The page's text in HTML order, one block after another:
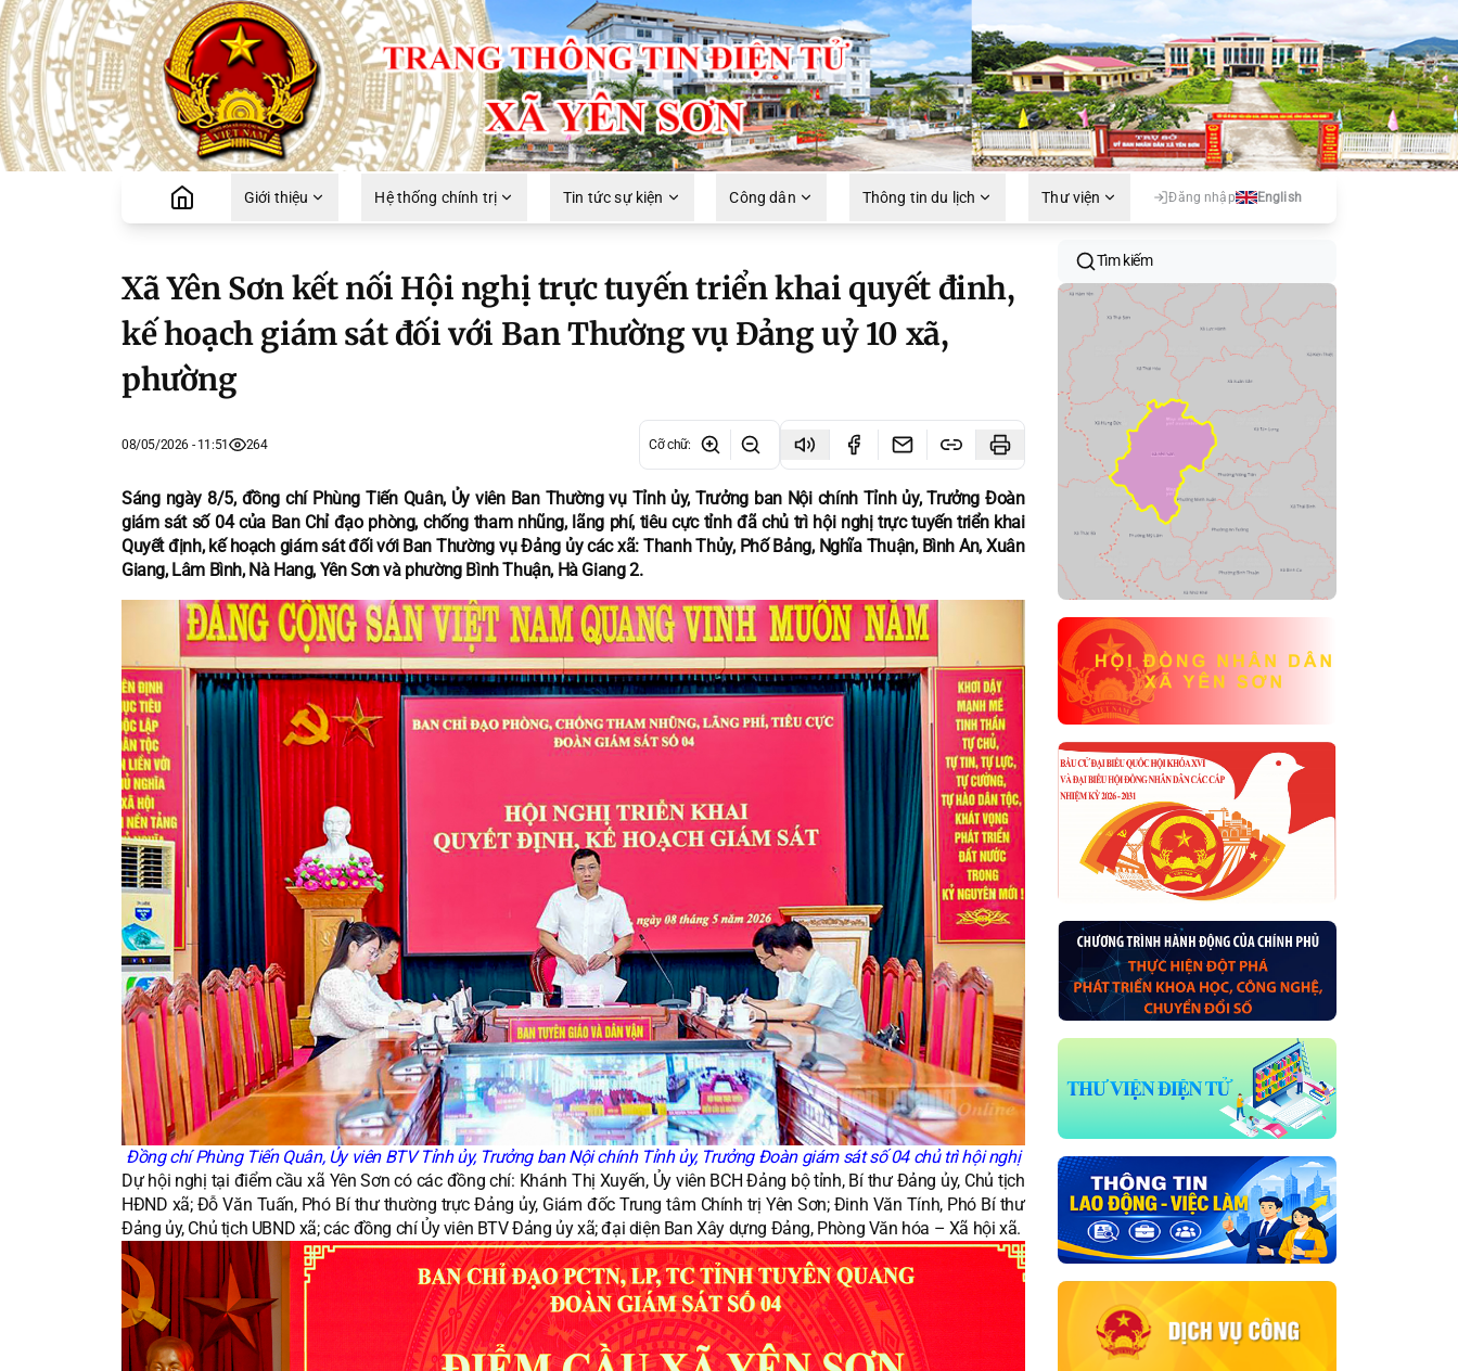
Giới thiệu Hệ thống chính trị Tin tức sự kiện Công dân Thông tin du lịch Thư viện Đăng nhập English
Xã Yên Sơn kết nối Hội nghị trực tuyến triển khai quyết đinh,
kế hoạch giám sát đối với Ban Thường vụ Đảng uỷ 10 xã,
phường
08/05/2026 - 11:51 264 Cỡ chữ:
Sáng ngày 8/5, đồng chí Phùng Tiến Quân, Ủy viên Ban Thường vụ Tỉnh ủy, Trưởng ban Nội chính Tỉnh ủy, Trưởng Đoàn
giám sát số 04 của Ban Chỉ đạo phòng, chống tham nhũng, lãng phí, tiêu cực tỉnh đã chủ trì hội nghị trực tuyến triển khai
Quyết định, kế hoạch giám sát đối với Ban Thường vụ Đảng ủy các xã: Thanh Thủy, Phố Bảng, Nghĩa Thuận, Bình An, Xuân
Giang, Lâm Bình, Nà Hang, Yên Sơn và phường Bình Thuận, Hà Giang 2.
Đồng chí Phùng Tiến Quân, Ủy viên BTV Tỉnh ủy, Trưởng ban Nội chính Tỉnh ủy, Trưởng Đoàn giám sát số 04 chủ trì hội nghị
Dự hội nghị tại điểm cầu xã Yên Sơn có các đồng chí: Khánh Thị Xuyến, Ủy viên BCH Đảng bộ tỉnh, Bí thư Đảng ủy, Chủ tịch
HĐND xã; Đỗ Văn Tuấn, Phó Bí thư thường trực Đảng ủy, Giám đốc Trung tâm Chính trị Yên Sơn; Đinh Văn Tính, Phó Bí thư
Đảng ủy, Chủ tịch UBND xã; các đồng chí Ủy viên BTV Đảng ủy xã; đại diện Ban Xây dựng Đảng, Phòng Văn hóa – Xã hội xã.
Tìm kiếm